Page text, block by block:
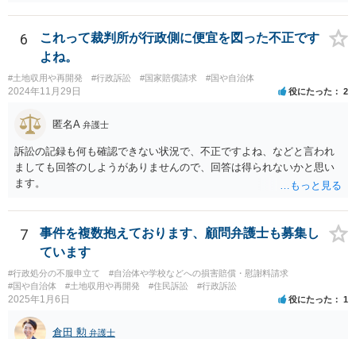
6
これって裁判所が行政側に便宜を図った不正です
よね。
#土地収用や再開発 #行政訴訟 #国家賠償請求 #国や自治体
2024年11月29日 役にたった 2
匿名A 弁護士
訴訟の記録も何も確認できない状況で、不正ですよね、などと言われ
ましても回答のしようがありませんので、回答は得られないかと思い
ます。
7
事件を複数抱えております、顧問弁護士も募集し
ています
#行政処分の不服申立て
#自治体や学校などへの損害賠償・慰謝料請求
#国や自治体
#土地収用や再開発 #住民訴訟 #行政訴訟
2025年1月6日 役にたった 1
倉田 勲 弁護士